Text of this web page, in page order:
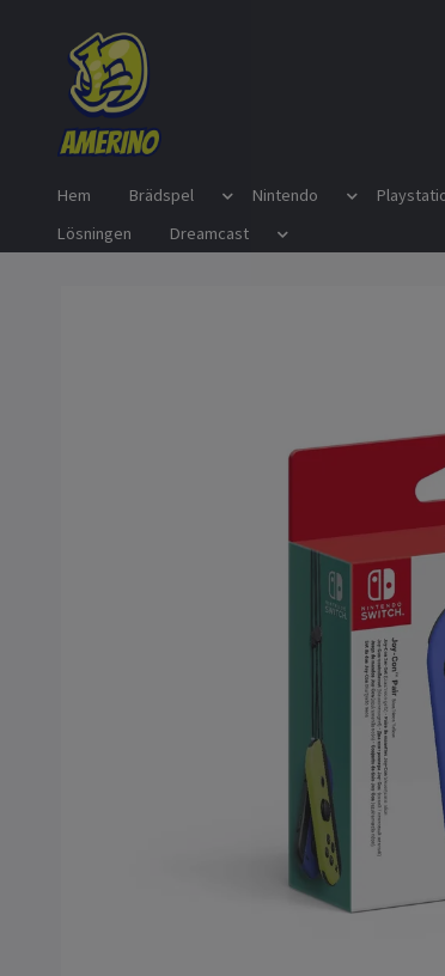
Hem Brädspel Nintendo
Lösningen
Dreamcast